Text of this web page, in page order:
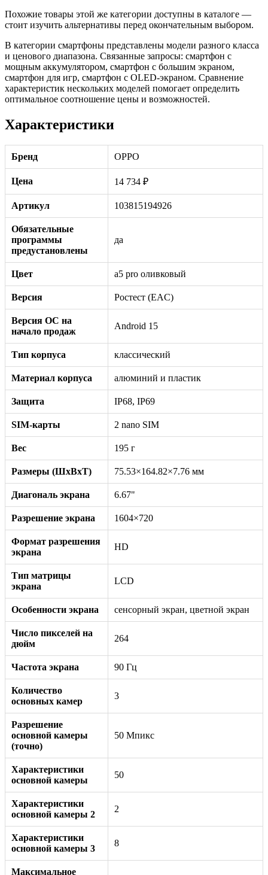
Похожие товары этой же категории доступны в каталоге —
стоит изучить альтернативы перед окончательным выбором.
В категории смартфоны представлены модели разного класса
и ценового диапазона. Связанные запросы: смартфон с
мощным аккумулятором, смартфон с большим экраном,
смартфон для игр, смартфон с OLED-экраном. Сравнение
характеристик нескольких моделей помогает определить
оптимальное соотношение цены и возможностей.
Характеристики
Бренд OPPO
Цена 14 734 ₽
Артикул 103815194926
Обязательные
программы
предустановлены
да
Цвет a5 pro оливковый
Версия Ростест (EAC)
Версия ОС на
начало продаж
Android 15
Тип корпуса классический
Материал корпуса алюминий и пластик
Защита IP68, IP69
SIM-карты 2 nano SIM
Вес 195 г
Размеры (ШxВxТ) 75.53×164.82×7.76 мм
Диагональ экрана 6.67"
Разрешение экрана 1604×720
Формат разрешения
экрана
HD
Тип матрицы
экрана
LCD
Особенности экрана сенсорный экран, цветной экран
Число пикселей на
дюйм
264
Частота экрана 90 Гц
Количество
основных камер
3
Разрешение
основной камеры
(точно)
50 Мпикс
Характеристики
основной камеры
50
Характеристики
основной камеры 2
2
Характеристики
основной камеры 3
8
Максимальное